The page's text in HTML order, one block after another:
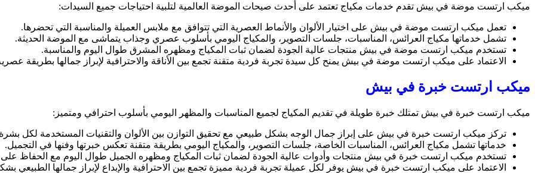
ميكب ارتست موضة في بيش تقدم خدمات مكياج تعتمد على أحدث صيحات الموضة العالمية لتلبية احتياجات جميع السيدات:
تعمل ميكب ارتست موضة في بيش على اختيار الألوان والأنماط العصرية التي تتوافق مع ملابس العميلة والمناسبة التي تحضرها.
تشمل خدماتها مكياج العرائس، المناسبات، جلسات التصوير، والمكياج اليومي بأسلوب عصري وجذاب يتماشى مع الموضة الحديثة.
تستخدم ميكب ارتست موضة في بيش منتجات عالية الجودة لضمان ثبات المكياج ومظهره المشرق طوال اليوم والمناسبة.
الاعتماد على ميكب ارتست موضة في بيش يمنح كل سيدة تجربة فردية متقنة تجمع بين الأناقة والاحترافية لإبراز جمالها بطريقة
ميكب ارتست خبرة في بيش
ميكب ارتست خبرة في بيش تمتلك خبرة طويلة في تقديم المكياج لجميع المناسبات والمظهر اليومي بأسلوب احترافي ومتميز:
تركز ميكب ارتست خبرة في بيش على إبراز جمال الوجه بشكل طبيعي مع تحقيق التوازن بين الألوان والتقنيات المستخدمة لكل
خدماتها تشمل مكياج العرائس، المناسبات الخاصة، جلسات التصوير، والمكياج اليومي بطريقة متقنة تعكس خبرتها وفنها في التجميل.
تستخدم ميكب ارتست خبرة في بيش منتجات وأدوات عالية الجودة لضمان ثبات المكياج ومظهره الجميل طوال اليوم مع الحفاظ
الاعتماد على ميكب ارتست خبرة في بيش يوفر لكل عميلة تجربة فردية مميزة تجمع بين الاحترافية والإبداع لإبراز جمالها الطبيعي